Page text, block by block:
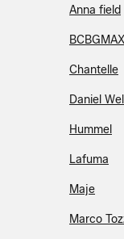
Anna field
Chantelle
Daniel
Hummel
Lafuma
Maje
Marco